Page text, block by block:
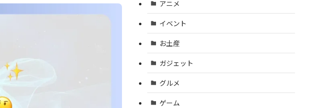
アニメ
イベント
お土産
ガジェット
グルメ
ゲーム